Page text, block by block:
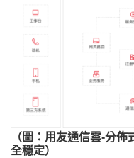
（圖：用友通信雲-分
全穩定）